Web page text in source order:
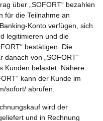
über „SOFORT“ bezahlen
für die Teilnahme an
Konto verfügen, sich
legitimieren und die
bestätigen. Die
von „SOFORT“
Kunden belastet. Nähere
kann der Kunde im
sofort/ abrufen.
wird der
und in Rechnung